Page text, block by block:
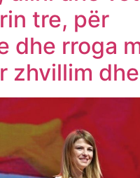
tre, për
dhe rroga
zhvillim